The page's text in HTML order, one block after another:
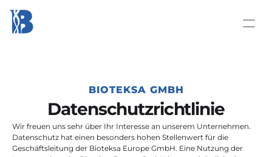
BIOTEKSA GMBH
Datenschutzrichtlinie
Wir freuen uns sehr über Ihr Interesse an unserem Unternehmen.
Datenschutz hat einen besonders hohen Stellenwert für die
Geschäftsleitung der Bioteksa Europe GmbH. Eine Nutzung der